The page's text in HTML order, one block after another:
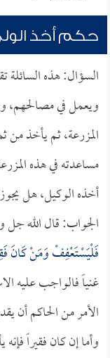
حكم أخذ
السؤال: هذه
ويعمل في مصالحهم،
المزرعة، ثم يأخذ من
مساعدته في هذه
أخذه الوكيل، هل
الجواب: قال الله جل
فَلْيَسْتَعْفِفْ وَمَنْ كَانَ
غنياً فالواجب عليه
الأمر من الحاكم أن
وأما إن كان فقيراً